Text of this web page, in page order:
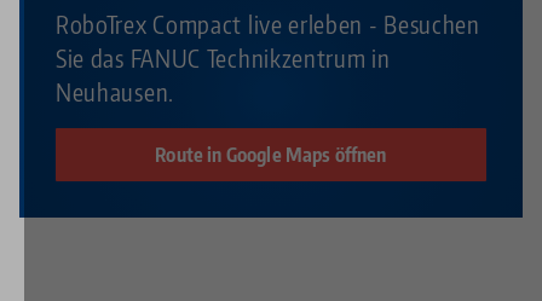
RoboTrex Compact live erleben - Besuchen
Sie das FANUC Technikzentrum in
Neuhausen.
Route in Google Maps öffnen